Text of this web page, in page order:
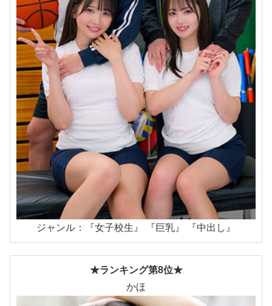
ジャンル：『女子校生』 『巨乳』 『中出し』
★ランキング第8位★
かほ